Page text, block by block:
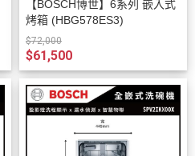
【BOSCH博世】6系列 嵌入式
烤箱 (HBG578ES3)
$72,000
$61,500